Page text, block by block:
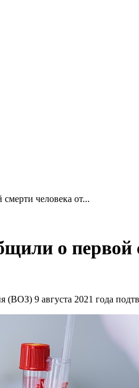
человека от...
о
(ВОЗ) 9 августа 2021 года